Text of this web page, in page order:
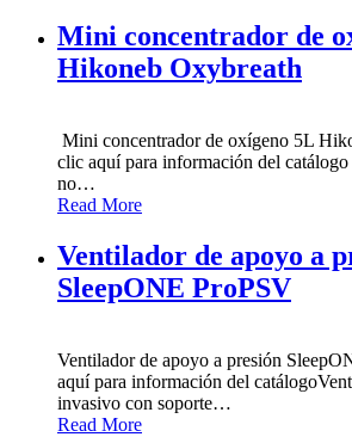
Mini concentrador de
Hikoneb Oxybreath
Mini concentrador de oxígeno 5L
clic aquí para información del
no…
Read More
Ventilador de apoyo a
SleepONE ProPSV
Ventilador de apoyo a presión
aquí para información del
invasivo con soporte…
Read More